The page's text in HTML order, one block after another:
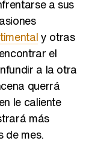
el
a la otra
querrá
le caliente
más
de mes.